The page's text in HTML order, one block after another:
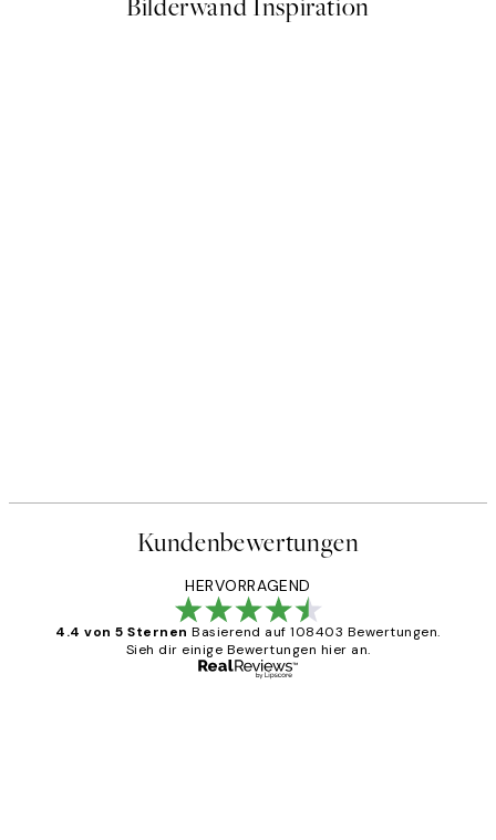
Bilderwand Inspiration
Kundenbewertungen
HERVORRAGEND
4.4 von 5 Sternen Basierend auf 108403 Bewertungen.
Sieh dir einige Bewertungen hier an.